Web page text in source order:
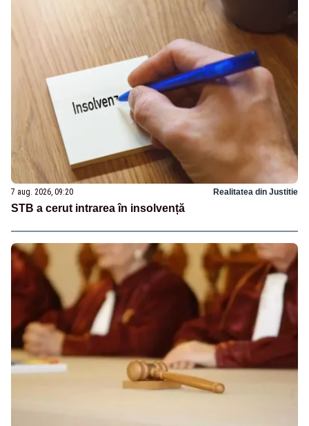
7 aug. 2026, 09:20 Realitatea din Justitie
STB a cerut intrarea în insolvență